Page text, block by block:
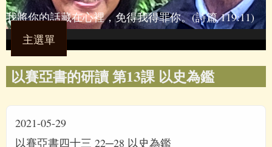
我將你的話藏在心裡，免得我得罪你。(詩篇 119:11)
主選單
以賽亞書的研讀 第13課 以史為鑑
2021-05-29
以賽亞書四十三 22─28 以史為鑑